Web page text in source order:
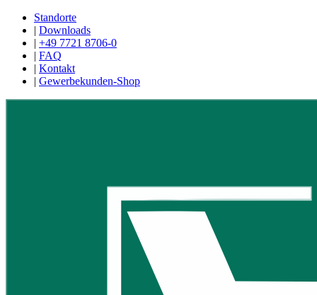
Standorte
| Downloads
| +49 7721 8706-0
| FAQ
| Kontakt
| Gewerbekunden-Shop